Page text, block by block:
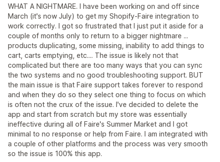
WHAT A NIGHTMARE. I have been working on and off since
March (it's now July) to get my Shopify-Faire integration to
work correctly. I got so frustrated that I just put it aside for a
couple of months only to return to a bigger nightmare ...
products duplicating, some missing, inability to add things to
cart, carts emptying, etc.... The issue is likely not that
complicated but there are too many ways that you can sync
the two systems and no good troubleshooting support. BUT
the main issue is that Faire support takes forever to respond
and when they do so they select one thing to focus on which
is often not the crux of the issue. I've decided to delete the
app and start from scratch but my store was essentially
ineffective during all of Faire's Summer Market and I got
minimal to no response or help from Faire. I am integrated with
a couple of other platforms and the process was very smooth
so the issue is 100% this app.